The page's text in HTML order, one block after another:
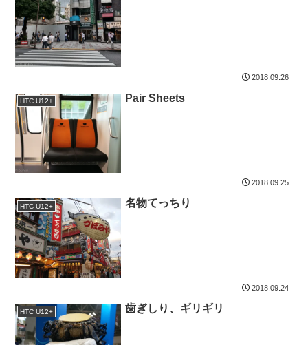
2018.09.26
HTC U12+ Pair Sheets
2018.09.25
HTC U12+ 名物てっちり
2018.09.24
HTC U12+ 歯ぎしり、ギリギリ